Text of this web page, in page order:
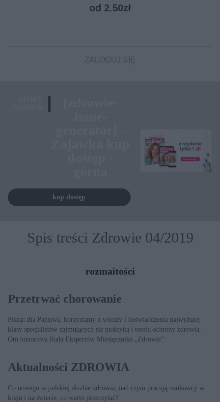
od 2.50zł
ZALOGUJ SIĘ
kup dostęp
Spis treści Zdrowie 04/2019
rozmaitości
Przetrwać chorowanie
Pisząc dla Państwa, korzystamy z wiedzy i doświadczenia najwyższej
klasy specjalistów zajmujących się praktyką i teorią ochrony zdrowia.
Oto honorowa Rada Ekspertów Miesięcznika „Zdrowie”:
Aktualności ZDROWIA
Co nowego w polskiej służbie zdrowia, nad czym pracują naukowcy w
kraju i na świecie, co warto przeczytać?